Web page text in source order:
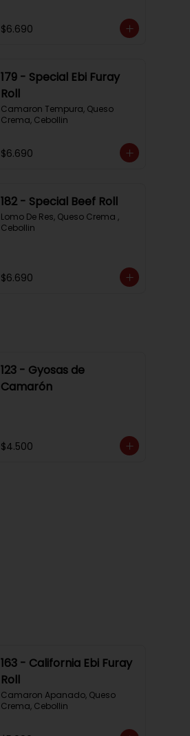
$6.690
179 - Special Ebi Furay
Roll
Camaron Tempura, Queso
Crema, Cebollin
$6.690
182 - Special Beef Roll
Lomo De Res, Queso Crema ,
Cebollin
$6.690
123 - Gyosas de
Camarón
$4.500
163 - California Ebi Furay
Roll
Camaron Apanado, Queso
Crema, Cebollin